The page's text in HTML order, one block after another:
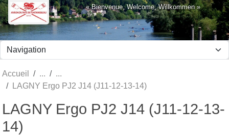
« Bienvenue, Welcome, Willkommen »
Accueil
LAGNY Ergo PJ2 J14 (J11-12-13-14)
LAGNY Ergo PJ2 J14 (J11-12-13-
14)
Panneau de gestion des cookies